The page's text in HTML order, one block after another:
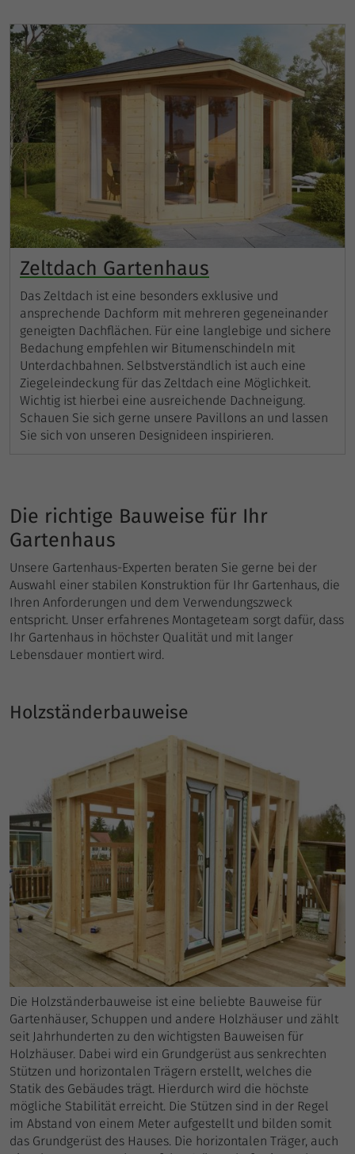
Zeltdach Gartenhaus
Das Zeltdach ist eine besonders exklusive und
ansprechende Dachform mit mehreren gegeneinander
geneigten Dachflächen. Für eine langlebige und sichere
Bedachung empfehlen wir Bitumenschindeln mit
Unterdachbahnen. Selbstverständlich ist auch eine
Ziegeleindeckung für das Zeltdach eine Möglichkeit.
Wichtig ist hierbei eine ausreichende Dachneigung.
Schauen Sie sich gerne unsere Pavillons an und lassen
Sie sich von unseren Designideen inspirieren.
Die richtige Bauweise für Ihr
Gartenhaus
Unsere Gartenhaus-Experten beraten Sie gerne bei der
Auswahl einer stabilen Konstruktion für Ihr Gartenhaus, die
Ihren Anforderungen und dem Verwendungszweck
entspricht. Unser erfahrenes Montageteam sorgt dafür, dass
Ihr Gartenhaus in höchster Qualität und mit langer
Lebensdauer montiert wird.
Holzständerbauweise
Die Holzständerbauweise ist eine beliebte Bauweise für
Gartenhäuser, Schuppen und andere Holzhäuser und zählt
seit Jahrhunderten zu den wichtigsten Bauweisen für
Holzhäuser. Dabei wird ein Grundgerüst aus senkrechten
Stützen und horizontalen Trägern erstellt, welches die
Statik des Gebäudes trägt. Hierdurch wird die höchste
mögliche Stabilität erreicht. Die Stützen sind in der Regel
im Abstand von einem Meter aufgestellt und bilden somit
das Grundgerüst des Hauses. Die horizontalen Träger, auch